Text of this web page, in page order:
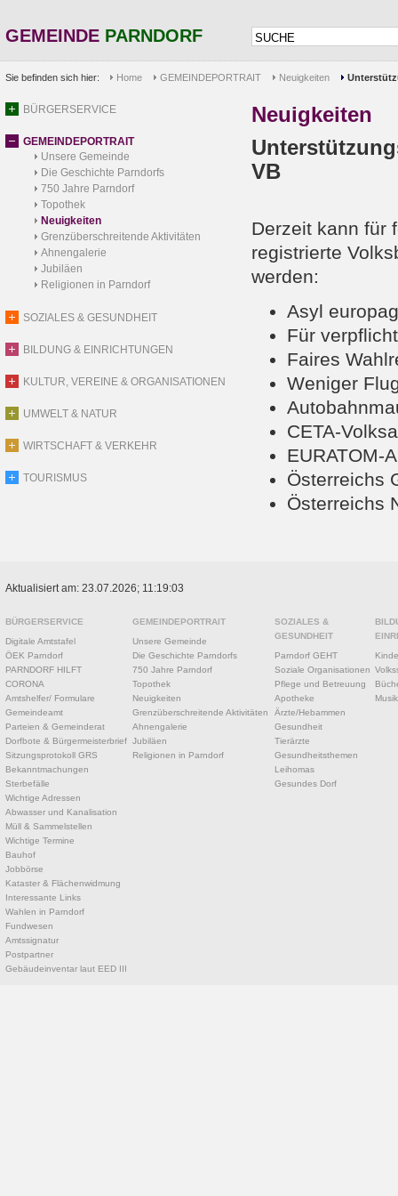
GEMEINDE PARNDORF
Sie befinden sich hier: Home GEMEINDEPORTRAIT Neuigkeiten
BÜRGERSERVICE
GEMEINDEPORTRAIT
Unsere Gemeinde
Die Geschichte Parndorfs
750 Jahre Parndorf
Topothek
Neuigkeiten
Grenzüberschreitende Aktivitäten
Ahnengalerie
Jubiläen
Religionen in Parndorf
SOZIALES & GESUNDHEIT
BILDUNG & EINRICHTUNGEN
KULTUR, VEREINE & ORGANISATIONEN
UMWELT & NATUR
WIRTSCHAFT & VERKEHR
TOURISMUS
Neuigkeiten
VB
Derzeit kann für
registrierte
werden:
Asyl
Für
Faires
Weniger
CETA-
EURATOM-
Österreichs
Österreichs
Aktualisiert am: 23.07.2026; 11:19:03
BÜRGERSERVICE
Digitale Amtstafel
ÖEK Parndorf
PARNDORF HILFT
CORONA
Amtshelfer/ Formulare
Gemeindeamt
Parteien & Gemeinderat
Dorfbote & Bürgermeisterbrief
Sitzungsprotokoll GRS
Bekanntmachungen
Sterbefälle
Wichtige Adressen
Abwasser und Kanalisation
Müll & Sammelstellen
Wichtige Termine
Bauhof
Jobbörse
Kataster & Flächenwidmung
Interessante Links
Wahlen in Parndorf
Fundwesen
Amtssignatur
Postpartner
Gebäudeinventar laut EED III
GEMEINDEPORTRAIT
Unsere Gemeinde
Die Geschichte Parndorfs
750 Jahre Parndorf
Topothek
Neuigkeiten
Grenzüberschreitende Aktivitäten
Ahnengalerie
Jubiläen
Religionen in Parndorf
SOZIALES &
GESUNDHEIT
Parndorf GEHT
Soziale Organisationen
Pflege und Betreuung
Apotheke
Ärzte/Hebammen
Gesundheit
Tierärzte
Gesundheitsthemen
Leihomas
Gesundes Dorf